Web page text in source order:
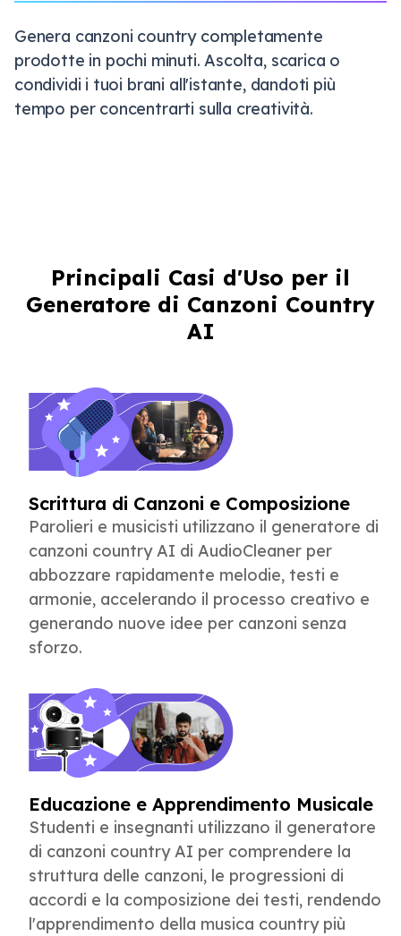
Genera canzoni country completamente
prodotte in pochi minuti. Ascolta, scarica o
condividi i tuoi brani all'istante, dandoti più
tempo per concentrarti sulla creatività.
Principali Casi d'Uso per il
Generatore di Canzoni Country
AI
Scrittura di Canzoni e Composizione
Parolieri e musicisti utilizzano il generatore di
canzoni country AI di AudioCleaner per
abbozzare rapidamente melodie, testi e
armonie, accelerando il processo creativo e
generando nuove idee per canzoni senza
sforzo.
Educazione e Apprendimento Musicale
Studenti e insegnanti utilizzano il generatore
di canzoni country AI per comprendere la
struttura delle canzoni, le progressioni di
accordi e la composizione dei testi, rendendo
l'apprendimento della musica country più